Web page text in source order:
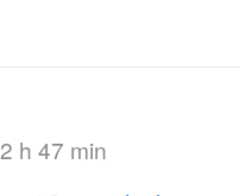
h 47 min